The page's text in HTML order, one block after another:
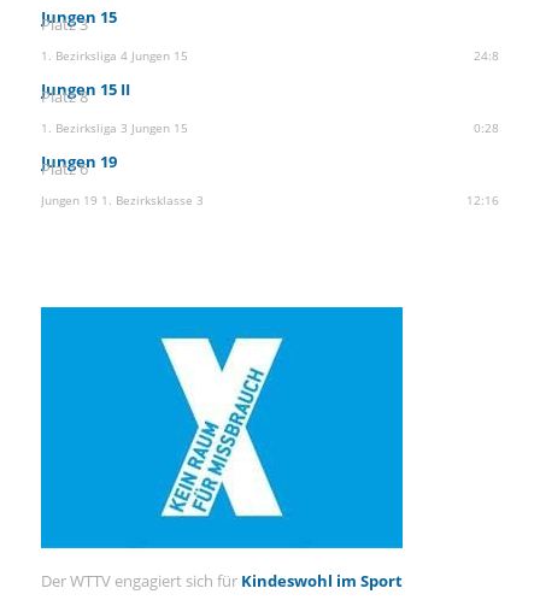
Jungen 15
Platz 3
1. Bezirksliga 4 Jungen 15 24:8
Jungen 15 II
Platz 8
1. Bezirksliga 3 Jungen 15 0:28
Jungen 19
Platz 6
Jungen 19 1. Bezirksklasse 3 12:16
Der WTTV engagiert sich für Kindeswohl im Sport